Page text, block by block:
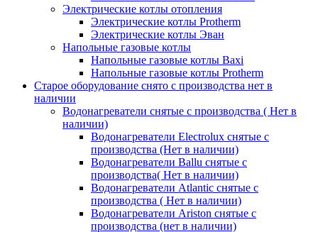
Электрические котлы отопления
Электрические котлы Protherm
Электрические котлы Эван
Напольные газовые котлы
Напольные газовые котлы Baxi
Напольные газовые котлы Protherm
Старое оборудование снято с производства нет в
наличии
Водонагреватели снятые с производства ( Нет в
наличии)
Водонагреватели Electrolux снятые с
производства (Нет в наличии)
Водонагреватели Ballu снятые с
производства( Нет в наличии)
Водонагреватели Atlantic снятые с
производства ( Нет в наличии)
Водонагреватели Ariston снятые с
производства (нет в наличии)